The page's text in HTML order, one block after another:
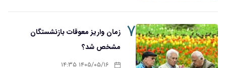
۷ زمان واریز معوقات بازنشستگان
مشخص شد؟
۱۴۰۵/۰۵/۱۶ ۱۴:۳۵